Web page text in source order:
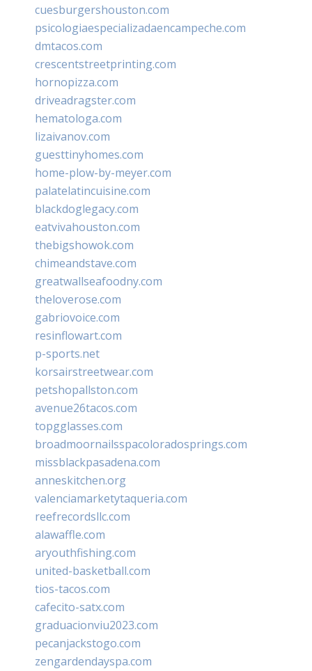
cuesburgershouston.com
psicologiaespecializadaencampeche.com
dmtacos.com
crescentstreetprinting.com
hornopizza.com
driveadragster.com
hematologa.com
lizaivanov.com
guesttinyhomes.com
home-plow-by-meyer.com
palatelatincuisine.com
blackdoglegacy.com
eatvivahouston.com
thebigshowok.com
chimeandstave.com
greatwallseafoodny.com
theloverose.com
gabriovoice.com
resinflowart.com
p-sports.net
korsairstreetwear.com
petshopallston.com
avenue26tacos.com
topgglasses.com
broadmoornailsspacoloradosprings.com
missblackpasadena.com
anneskitchen.org
valenciamarketytaqueria.com
reefrecordsllc.com
alawaffle.com
aryouthfishing.com
united-basketball.com
tios-tacos.com
cafecito-satx.com
graduacionviu2023.com
pecanjackstogo.com
zengardendayspa.com